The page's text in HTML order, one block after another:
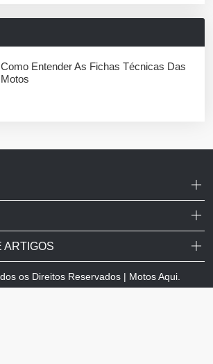
Como Entender As Fichas Técnicas Das
Motos
ARTIGOS
os Direitos Reservados | Motos Aqui.